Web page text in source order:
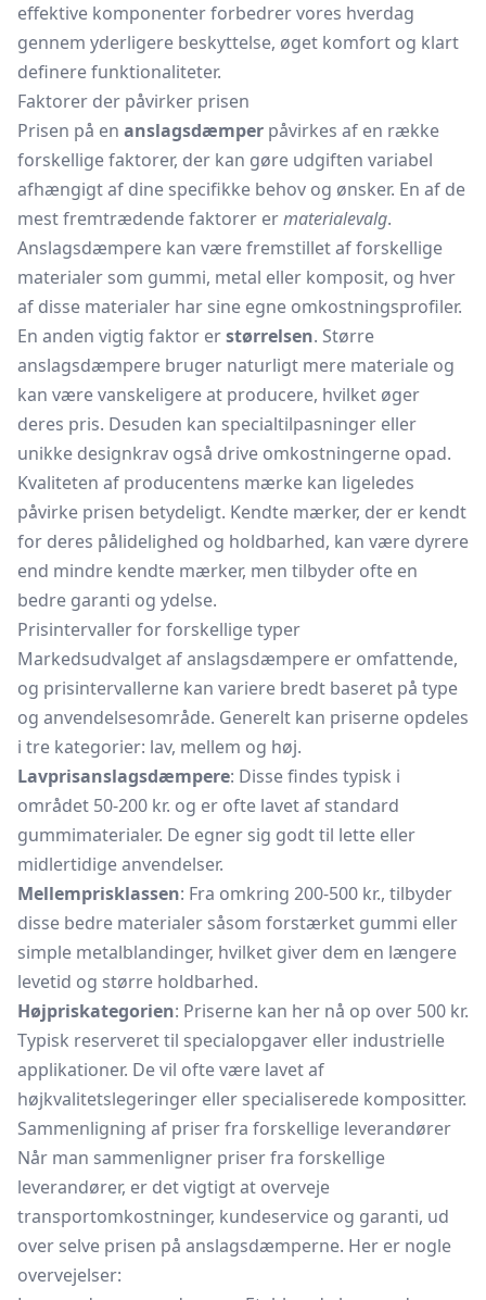
effektive komponenter forbedrer vores hverdag
gennem yderligere beskyttelse, øget komfort og klart
definere funktionaliteter.
Faktorer der påvirker prisen
Prisen på en anslagsdæmper påvirkes af en række
forskellige faktorer, der kan gøre udgiften variabel
afhængigt af dine specifikke behov og ønsker. En af de
mest fremtrædende faktorer ermaterialevalg.
Anslagsdæmpere kan være fremstillet af forskellige
materialer som gummi, metal eller komposit, og hver
af disse materialer har sine egne omkostningsprofiler.
En anden vigtig faktor erstørrelsen. Større
anslagsdæmpere bruger naturligt mere materiale og
kan være vanskeligere at producere, hvilket øger
deres pris. Desuden kan specialtilpasninger eller
unikke designkrav også drive omkostningerne opad.
Kvaliteten af ​​producentens mærke kan ligeledes
påvirke prisen betydeligt. Kendte mærker, der er kendt
for deres pålidelighed og holdbarhed, kan være dyrere
end mindre kendte mærker, men tilbyder ofte en
bedre garanti og ydelse.
Prisintervaller for forskellige typer
Markedsudvalget af anslagsdæmpere er omfattende,
og prisintervallerne kan variere bredt baseret på type
og anvendelsesområde. Generelt kan priserne opdeles
i tre kategorier: lav, mellem og høj.
Lavprisanslagsdæmpere: Disse findes typisk i
området 50-200 kr. og er ofte lavet af standard
gummimaterialer. De egner sig godt til lette eller
midlertidige anvendelser.
Mellemprisklassen: Fra omkring 200-500 kr., tilbyder
disse bedre materialer såsom forstærket gummi eller
simple metalblandinger, hvilket giver dem en længere
levetid og større holdbarhed.
Højpriskategorien: Priserne kan her nå op over 500 kr.
Typisk reserveret til specialopgaver eller industrielle
applikationer. De vil ofte være lavet af
højkvalitetslegeringer eller specialiserede kompositter.
Sammenligning af priser fra forskellige leverandører
Når man sammenligner priser fra forskellige
leverandører, er det vigtigt at overveje
transportomkostninger, kundeservice og garanti, ud
over selve prisen på anslagsdæmperne. Her er nogle
overvejelser: